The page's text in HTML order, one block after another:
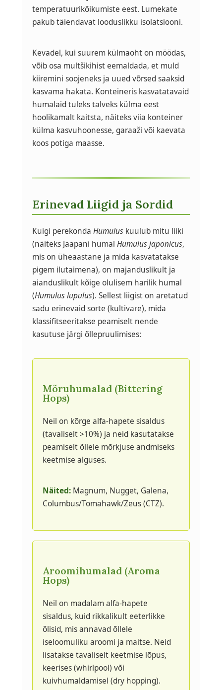
temperatuurikõikumiste eest. Lumekate
pakub täiendavat looduslikku isolatsiooni.
Kevadel, kui suurem külmaoht on möödas,
võib osa multšikihist eemaldada, et muld
kiiremini soojeneks ja uued võrsed saaksid
kasvama hakata. Konteineris kasvatatavaid
humalaid tuleks talveks külma eest
hoolikamalt kaitsta, näiteks viia konteiner
külma kasvuhoonesse, garaaži või kaevata
koos potiga maasse.
Erinevad Liigid ja Sordid
Kuigi perekonda Humuluskuulub mitu liiki
(näiteks Jaapani humal Humulus japonicus,
mis on üheaastane ja mida kasvatatakse
pigem ilutaimena), on majanduslikult ja
aianduslikult kõige olulisem harilik humal
(Humulus lupulus). Sellest liigist on aretatud
sadu erinevaid sorte (kultivare), mida
klassifitseeritakse peamiselt nende
kasutuse järgi õllepruulimises:
Mõruhumalad (Bittering
Hops)
Neil on kõrge alfa-hapete sisaldus
(tavaliselt >10%) ja neid kasutatakse
peamiselt õllele mõrkjuse andmiseks
keetmise alguses.
Näited:Magnum, Nugget, Galena,
Columbus/Tomahawk/Zeus (CTZ).
Aroomihumalad (Aroma
Hops)
Neil on madalam alfa-hapete
sisaldus, kuid rikkalikult eeterlikke
õlisid, mis annavad õllele
iseloomuliku aroomi ja maitse. Neid
lisatakse tavaliselt keetmise lõpus,
keerises (whirlpool) või
kuivhumaldamisel (dry hopping).